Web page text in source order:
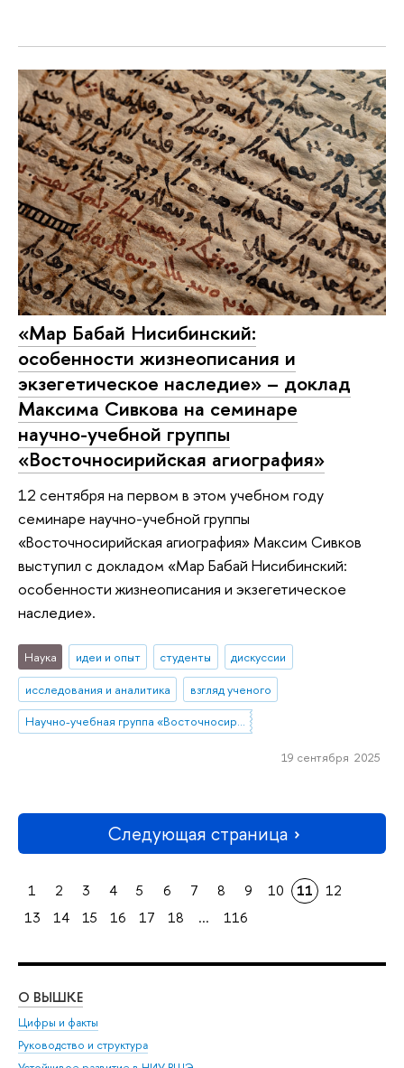
«Мар Бабай Нисибинский:
особенности жизнеописания и
экзегетическое наследие» – доклад
Максима Сивкова на семинаре
научно-учебной группы
«Восточносирийская агиография»
12 сентября на первом в этом учебном году
семинаре научно-учебной группы
«Восточносирийская агиография» Максим Сивков
выступил с докладом «Мар Бабай Нисибинский:
особенности жизнеописания и экзегетическое
наследие».
Наука идеи и опыт студенты
дискуссии
исследования и аналитика
взгляд ученого
Научно-учебная группа «Восточносирийская агиография»
19 сентября 2025
Следующая страница
1 2 3 4 5 6 7 8 9 10 11
12
13
14 15 16 17 18 ... 116
О ВЫШКЕ
Цифры и факты
Руководство и структура